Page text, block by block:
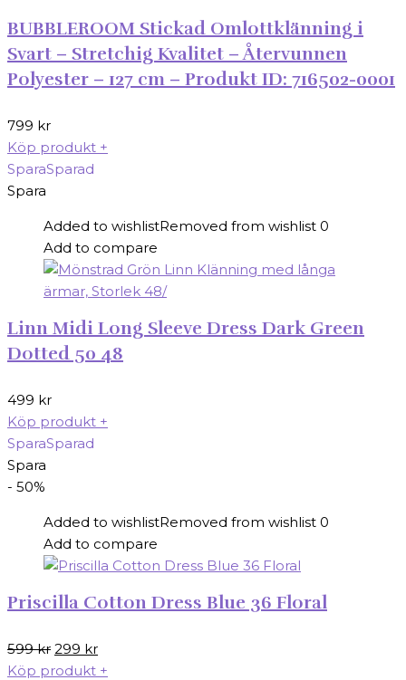
BUBBLEROOM Stickad Omlottklänning i
Svart – Stretchig Kvalitet – Återvunnen
Polyester – 127 cm – Produkt ID: 716502-0001
799 kr
Köp produkt +
SparaSparad
Spara
Added to wishlistRemoved from wishlist 0
Add to compare
Linn Midi Long Sleeve Dress Dark Green
Dotted 50 48
499 kr
Köp produkt +
SparaSparad
Spara
- 50%
Added to wishlistRemoved from wishlist 0
Add to compare
Priscilla Cotton Dress Blue 36 Floral
599kr Det
ursprungliga
299 krDet
nuvarande
Köp produkt +